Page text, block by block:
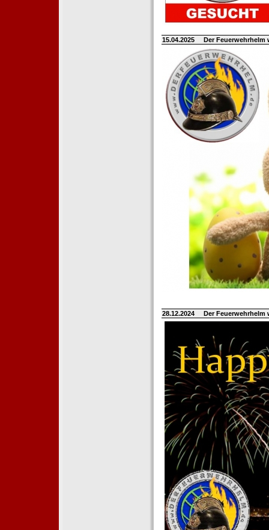
15.04.2025 Der
28.12.2024 Der